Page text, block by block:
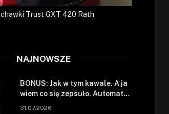
Trust GXT 420 Rath
NAJNOWSZE
BONUS: Jak w tym kawale. A ja
wiem co się zepsuło. Automat
się zepsuł.
31.07.2026